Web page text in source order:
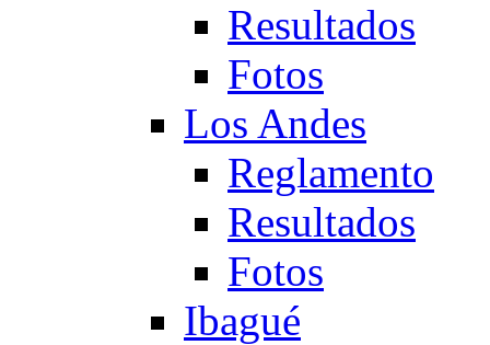
Resultados
Fotos
Los Andes
Reglamento
Resultados
Fotos
Ibagué